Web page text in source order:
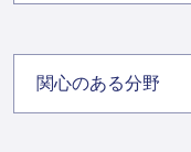
関心のある分野